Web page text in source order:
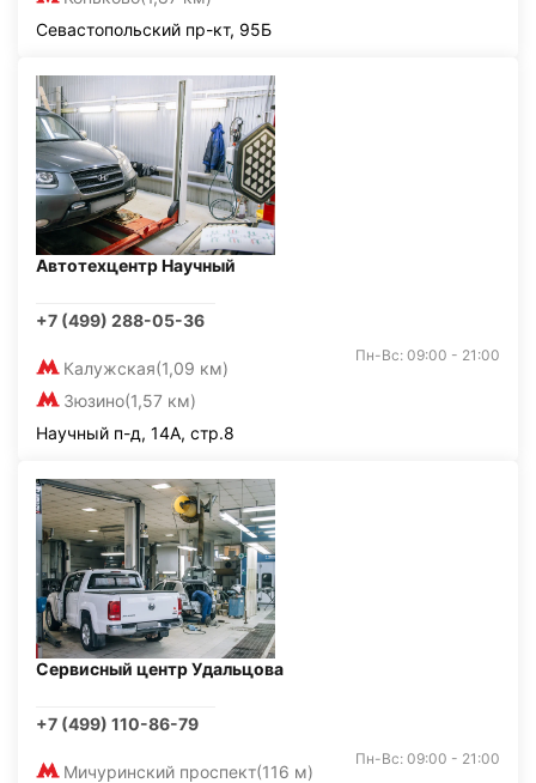
Севастопольский пр-кт, 95Б
Автотехцентр Научный
+7 (499) 288-05-36
Калужская(1,09 км)
Зюзино(1,57 км)
Пн-Вс: 09:00 - 21:00
Научный п-д, 14А, стр.8
Сервисный центр Удальцова
+7 (499) 110-86-79
Мичуринский проспект(116 м)
Пн-Вс: 09:00 - 21:00